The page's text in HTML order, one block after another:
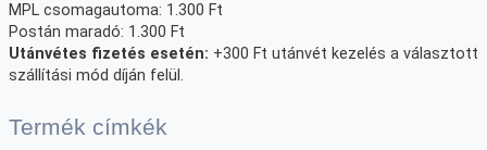
MPL csomagautoma: 1.300 Ft
Postán maradó: 1.300 Ft
Utánvétes fizetés esetén: +300 Ft utánvét kezelés a választott
szállítási mód díján felül.
Termék címkék